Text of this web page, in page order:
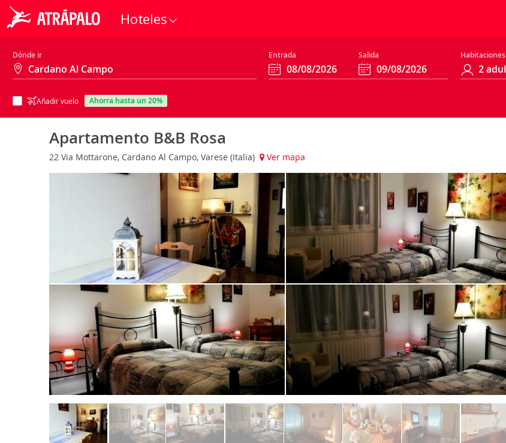
Hoteles
Dónde ir Entrada Salida Habitaciones
Añadir vuelo ahorra hasta un 20%
Apartamento B&B Rosa
22 Via Mottarone, Cardano Al Campo, Varese (Italia) Ver mapa